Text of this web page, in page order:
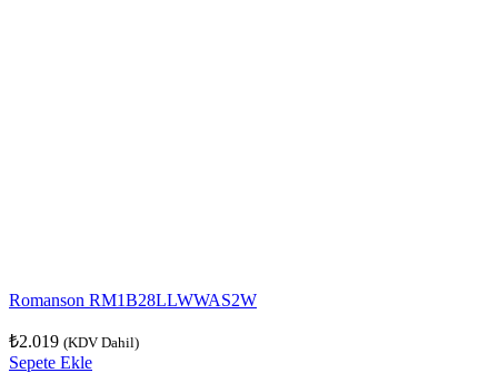
Romanson RM1B28LLWWAS2W
₺2.019 (KDV Dahil)
Sepete Ekle